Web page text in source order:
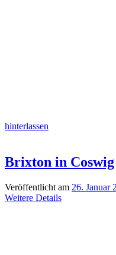
hinterlassen
Brixton in Coswig
Veröffentlicht am 26. Januar
Weitere Details